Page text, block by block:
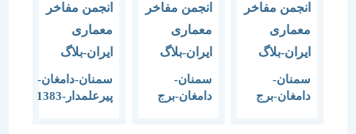
سمنان-
دامغان-برج
سمنان-
دامغان-برج
سمنان-دامغان-
پیرعلمدار-1383